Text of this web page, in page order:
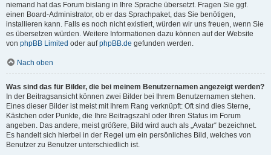
niemand hat das Forum bislang in Ihre Sprache übersetzt. Fragen Sie ggf.
einen Board-Administrator, ob er das Sprachpaket, das Sie benötigen,
installieren kann. Falls es noch nicht existiert, würden wir uns freuen, wenn Sie
es übersetzen würden. Weitere Informationen dazu können auf der Website
von phpBB Limited oder aufphpBB.de gefunden werden.
Nach oben
Was sind das für Bilder, die bei meinem Benutzernamen angezeigt werden?
In der Beitragsansicht können zwei Bilder bei Ihrem Benutzernamen stehen.
Eines dieser Bilder ist meist mit Ihrem Rang verknüpft: Oft sind dies Sterne,
Kästchen oder Punkte, die Ihre Beitragszahl oder Ihren Status im Forum
angeben. Das andere, meist größere, Bild wird auch als „Avatar“ bezeichnet.
Es handelt sich hierbei in der Regel um ein persönliches Bild, welches von
Benutzer zu Benutzer unterschiedlich ist.